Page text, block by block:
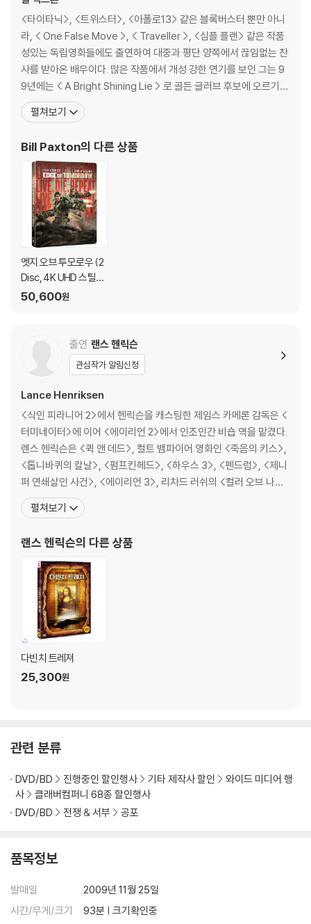
가하니 최신 소프트웨어로 업데이트된 DVD/BD 전용 기기에서 재생하실
것을 권유해 드립니다.
2) 정전기와 먼지로 인해 재생이 원활하지 않은 경우가 있습니다. 디스크
를 마른 천으로 닦으시거나, DVD 클리너 등 전용 제품을 이용하면 대부분
해결됩니다.
3) 일부 PC 연결형 ODD의 경우 호환 상의 문제로 정상적인 디스크도 재
생이 불가능한 경우가 있습니다. 독립형 전용 플레이어 사용을 권장드리
생할 수 있음을 알려드립니다.
※ 디스크 외관 불량
디스크에 미세한 잔 흠집이 남아있거나 인쇄 면이 깨끗하지 않은 경우가
있으며, 상품의 불량이 아닙니다. 단, 재생에 이상이 있는 경우에는 불량으
로 인한 반품/교환이 가능합니다.
※ 교환/반품 안내
1) 불량으로 인한 교환/반품 요청 시에는 불량 확인을 위해 개봉 시의 동영
상을 요청할 수 있으며, 동영상이 없는 경우 교환/반품이 제한될 수 있습니
2) 사양 오인지, 오 구매, 변심 사유로의 반품은 제품 개봉 전에만 운임비
3) 스틸북 한정판, 초회 한정판의 경우 제작 수량이 한정되어 있고, 택배
이동 과정에서의 손상이 발생하면, 재 판매가 어려우므로 신중한 구매 선
택을 부탁드립니다.
4) 한정판 상품의 변심, 오구매로 인한 반품은 회송된 상품의 상태 확인 후
진행이 가능합니다. 택배 이동 중 파손이 발생하지 않도록 완충 포장을 부
탁드립니다.
<타이타닉>, <트위스터>, <아폴로13> 같은 블록버스터 뿐만 아니
라, < One False Move >, < Traveller >, <심플 플랜> 같은 작품
성있는 독립영화들에도 출연하여 대중과 평단 양쪽에서 끊임없는 찬
사를 받아온 배우이다. 많은 작품에서 개성 강한 연기를 보인 그는 9
9년에는 < A Bright Shining Lie > 로 골든 글러브 후보에 오르기도
한다. 저명한 영화 평론가인 로저 에버트는 <심플 플랜>에서 빌 팩스
턴을 세계 최고의 남자 배우로 인정하기도 했다. 국내 관객들이 그의
펼쳐보기
Bill Paxton의 다른 상품
엣지 오브 투모로우 (2
Disc, 4K UHD 스틸북
한정판) : 블루레이
50,600원
출연 랜스 헨릭슨
관심작가 알림신청
Lance Henriksen
<식인 피라니어 2>에서 헨릭슨을 캐스팅한 제임스 카메론 감독은 <
터미네이터>에 이어 <에이리언 2>에서 인조인간 비숍 역을 맡겼다.
렌스 헨릭슨은 <퀵 앤 데드>, 컬트 뱀파이어 영화인 <죽음의 키스>,
<톱니바퀴의 칼날>, <펌프킨헤드>, <하우스 3>, <펜드럼>, <제니
퍼 연쇄살인 사건>, <에이리언 3>, 리차드 러쉬의 <컬러 오브 나이
트>, <파우더> 등에 출연했으며, 오우삼 감독의 첫 번째 미국 진출작
<하드 타겟>으로 Saturn 시상식에서 최우수 조연상을 받았다. 또한
다. 렌스 헨릭슨은 <엑스
펼쳐보기
랜스 헨릭슨의 다른 상품
다빈치 트레져
25,300원
관련 분류
DVD/BD 진행중인 할인행사 기타 제작사 할인
와이드 미디어 행
사
클래버컴퍼니 68종 할인행사
DVD/BD
전쟁 & 서부 공포
품목정보
발매일
2009년 11월 25일
시간/무게/크기
93분 | 크기확인중